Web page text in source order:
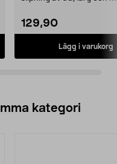
129,90
Lägg i varukorg
kategori